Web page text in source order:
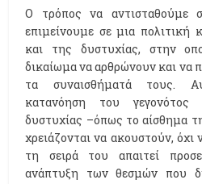
Ο τρόπος να αντισταθούμε
επιμείνουμε σε μια πολιτική
και της δυστυχίας, στην
δικαίωμα να αρθρώνουν και να
τα συναισθήματά τους.
κατανόηση του
δυστυχίας –όπως το αίσθημα
χρειάζονται να ακουστούν,
τη σειρά του απαιτεί
ανάπτυξη των θεσμών που